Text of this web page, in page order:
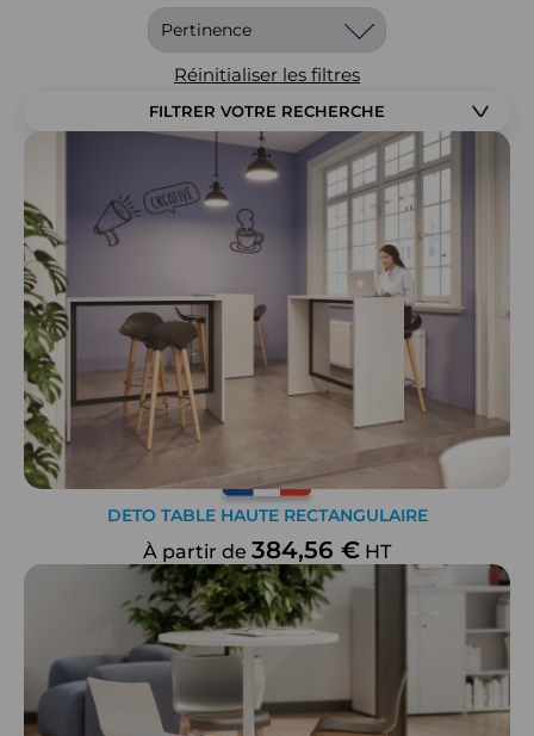
sont idéales pour des discussions rapides, des échanges
décontractés, ou comme surfaces pratiques pour des
présentations. Disponibles en divers designs et finitions,
nos tables hautes permettent de maximiser l'espace tout
en offrant une esthétique élégante et contemporaine.
Découvrez notre gamme pour aménager un accueil
dynamique et convivial.
Réinitialiser les filtres
FILTRER VOTRE RECHERCHE
DETO TABLE HAUTE RECTANGULAIRE
À partir de 384,56 € HT